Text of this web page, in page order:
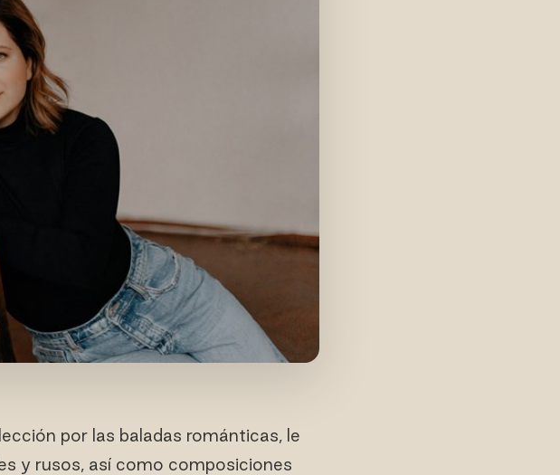
por las baladas románticas, le
y rusos, así como composiciones